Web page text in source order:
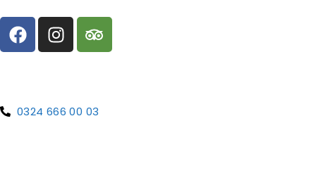
0324 666 00 03